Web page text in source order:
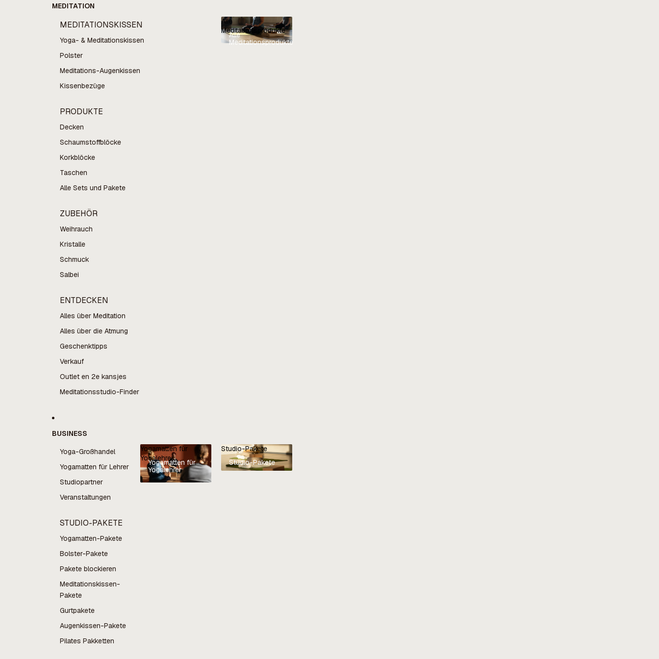
MEDITATION
MEDITATIONSKISSEN
Yoga- & Meditationskissen
Polster
Meditations-Augenkissen
Kissenbezüge
PRODUKTE
Decken
Schaumstoffblöcke
Korkblöcke
Taschen
Alle Sets und Pakete
ZUBEHÖR
Weihrauch
Kristalle
Schmuck
Salbei
ENTDECKEN
Alles über Meditation
Alles über die Atmung
Geschenktipps
Verkauf
Outlet en 2e kansjes
Meditationsstudio-Finder
Alle
Meditationsprodukte
Alle
Meditationsprodukte
BUSINESS
Yoga-Großhandel
Yogamatten für Lehrer
Studiopartner
Veranstaltungen
STUDIO-PAKETE
Yogamatten-Pakete
Bolster-Pakete
Pakete blockieren
Meditationskissen-
Pakete
Gurtpakete
Augenkissen-Pakete
Pilates Pakketten
Yogamatten für
Yogalehrer
Yogamatten für
Yogalehrer
Studio-Pakete
Studio-Pakete